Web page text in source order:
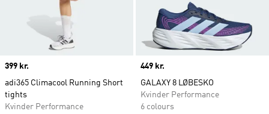
Price
399 kr.
adi365 Climacool Running Short
tights
Kvinder Performance
Price
449 kr.
GALAXY 8 LØBESKO
Kvinder Performance
6 colours